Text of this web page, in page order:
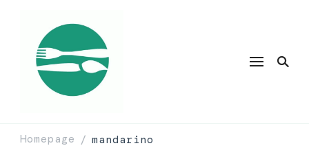
Homepage / mandarino